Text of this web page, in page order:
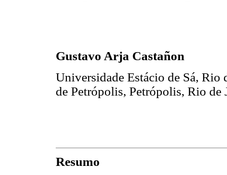
Gustavo Arja Castañon
Universidade Estácio de Sá,
de Petrópolis, Petrópolis, Rio de
Resumo